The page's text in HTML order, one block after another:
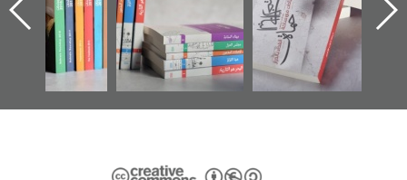
وأحداث ساحة
الفداء لمركز أوال
للدراسات والتوثيق
في سلسلة من 5
كتب